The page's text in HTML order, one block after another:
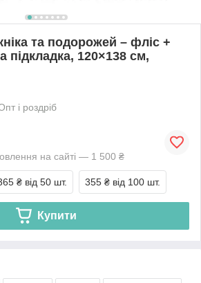
та подорожей – фліс +
підкладка, 120×138 см,
і роздріб
на сайті — 1 500 ₴
₴ від 50 шт. 355 ₴ від 100 шт.
Купити